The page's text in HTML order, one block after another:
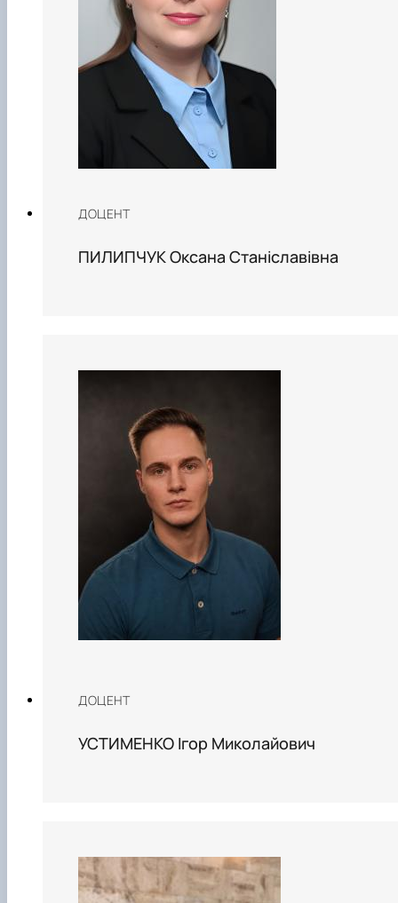
ДОЦЕНТ
ПИЛИПЧУК Оксана Станіславівна
ДОЦЕНТ
УСТИМЕНКО Ігор Миколайович